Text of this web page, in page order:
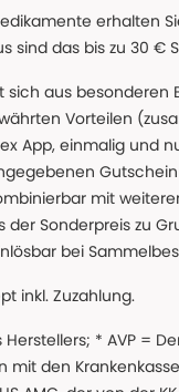
erhalten
sind das bis zu 30 €
sich aus
Vorteilen
App, einmalig und
mit
Sonderpreis zu
bei
inkl. Zuzahlung.
* AVP =
den